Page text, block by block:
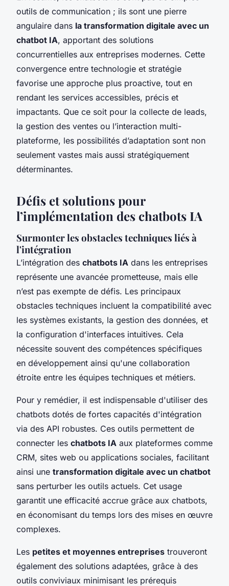
outils de communication ; ils sont une pierre
angulaire dans la transformation digitale avec un
chatbot IA, apportant des solutions
concurrentielles aux entreprises modernes. Cette
convergence entre technologie et stratégie
favorise une approche plus proactive, tout en
rendant les services accessibles, précis et
impactants. Que ce soit pour la collecte de leads,
la gestion des ventes ou l’interaction multi-
plateforme, les possibilités d’adaptation sont non
seulement vastes mais aussi stratégiquement
déterminantes.
Défis et solutions pour
l’implémentation des chatbots IA
Surmonter les obstacles techniques liés à
l'intégration
L’intégration des chatbots IA dans les entreprises
représente une avancée prometteuse, mais elle
n’est pas exempte de défis. Les principaux
obstacles techniques incluent la compatibilité avec
les systèmes existants, la gestion des données, et
la configuration d'interfaces intuitives. Cela
nécessite souvent des compétences spécifiques
en développement ainsi qu'une collaboration
étroite entre les équipes techniques et métiers.
Pour y remédier, il est indispensable d'utiliser des
chatbots dotés de fortes capacités d'intégration
via des API robustes. Ces outils permettent de
connecter les chatbots IA aux plateformes comme
CRM, sites web ou applications sociales, facilitant
ainsi une transformation digitale avec un chatbot
sans perturber les outils actuels. Cet usage
garantit une efficacité accrue grâce aux chatbots,
en économisant du temps lors des mises en œuvre
complexes.
Les petites et moyennes entreprises trouveront
également des solutions adaptées, grâce à des
outils conviviaux minimisant les prérequis